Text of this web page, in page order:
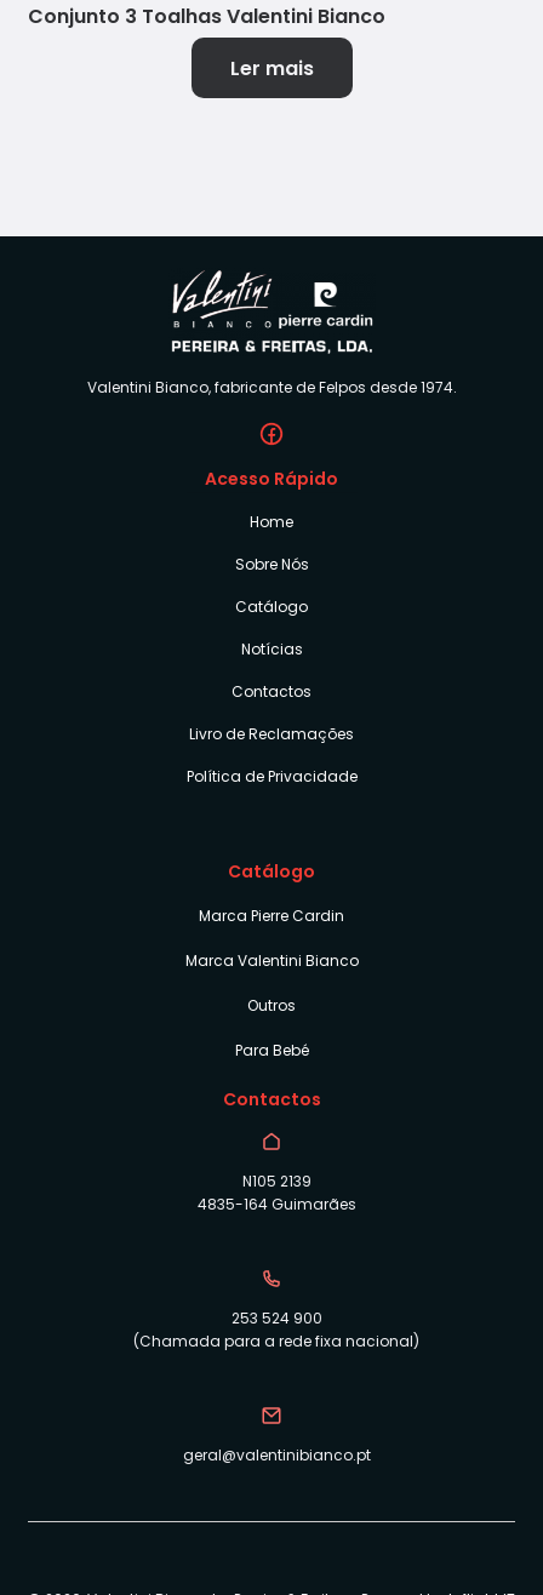
Conjunto 3 Toalhas Valentini Bianco
Ler mais
Valentini Bianco, fabricante de Felpos desde 1974.
Acesso Rápido
Home
Sobre Nós
Catálogo
Notícias
Contactos
Livro de Reclamações
Política de Privacidade
Catálogo
Marca Pierre Cardin
Marca Valentini Bianco
Outros
Para Bebé
Contactos
N105 2139
4835-164 Guimarães
253 524 900
(Chamada para a rede fixa nacional)
geral@valentinibianco.pt